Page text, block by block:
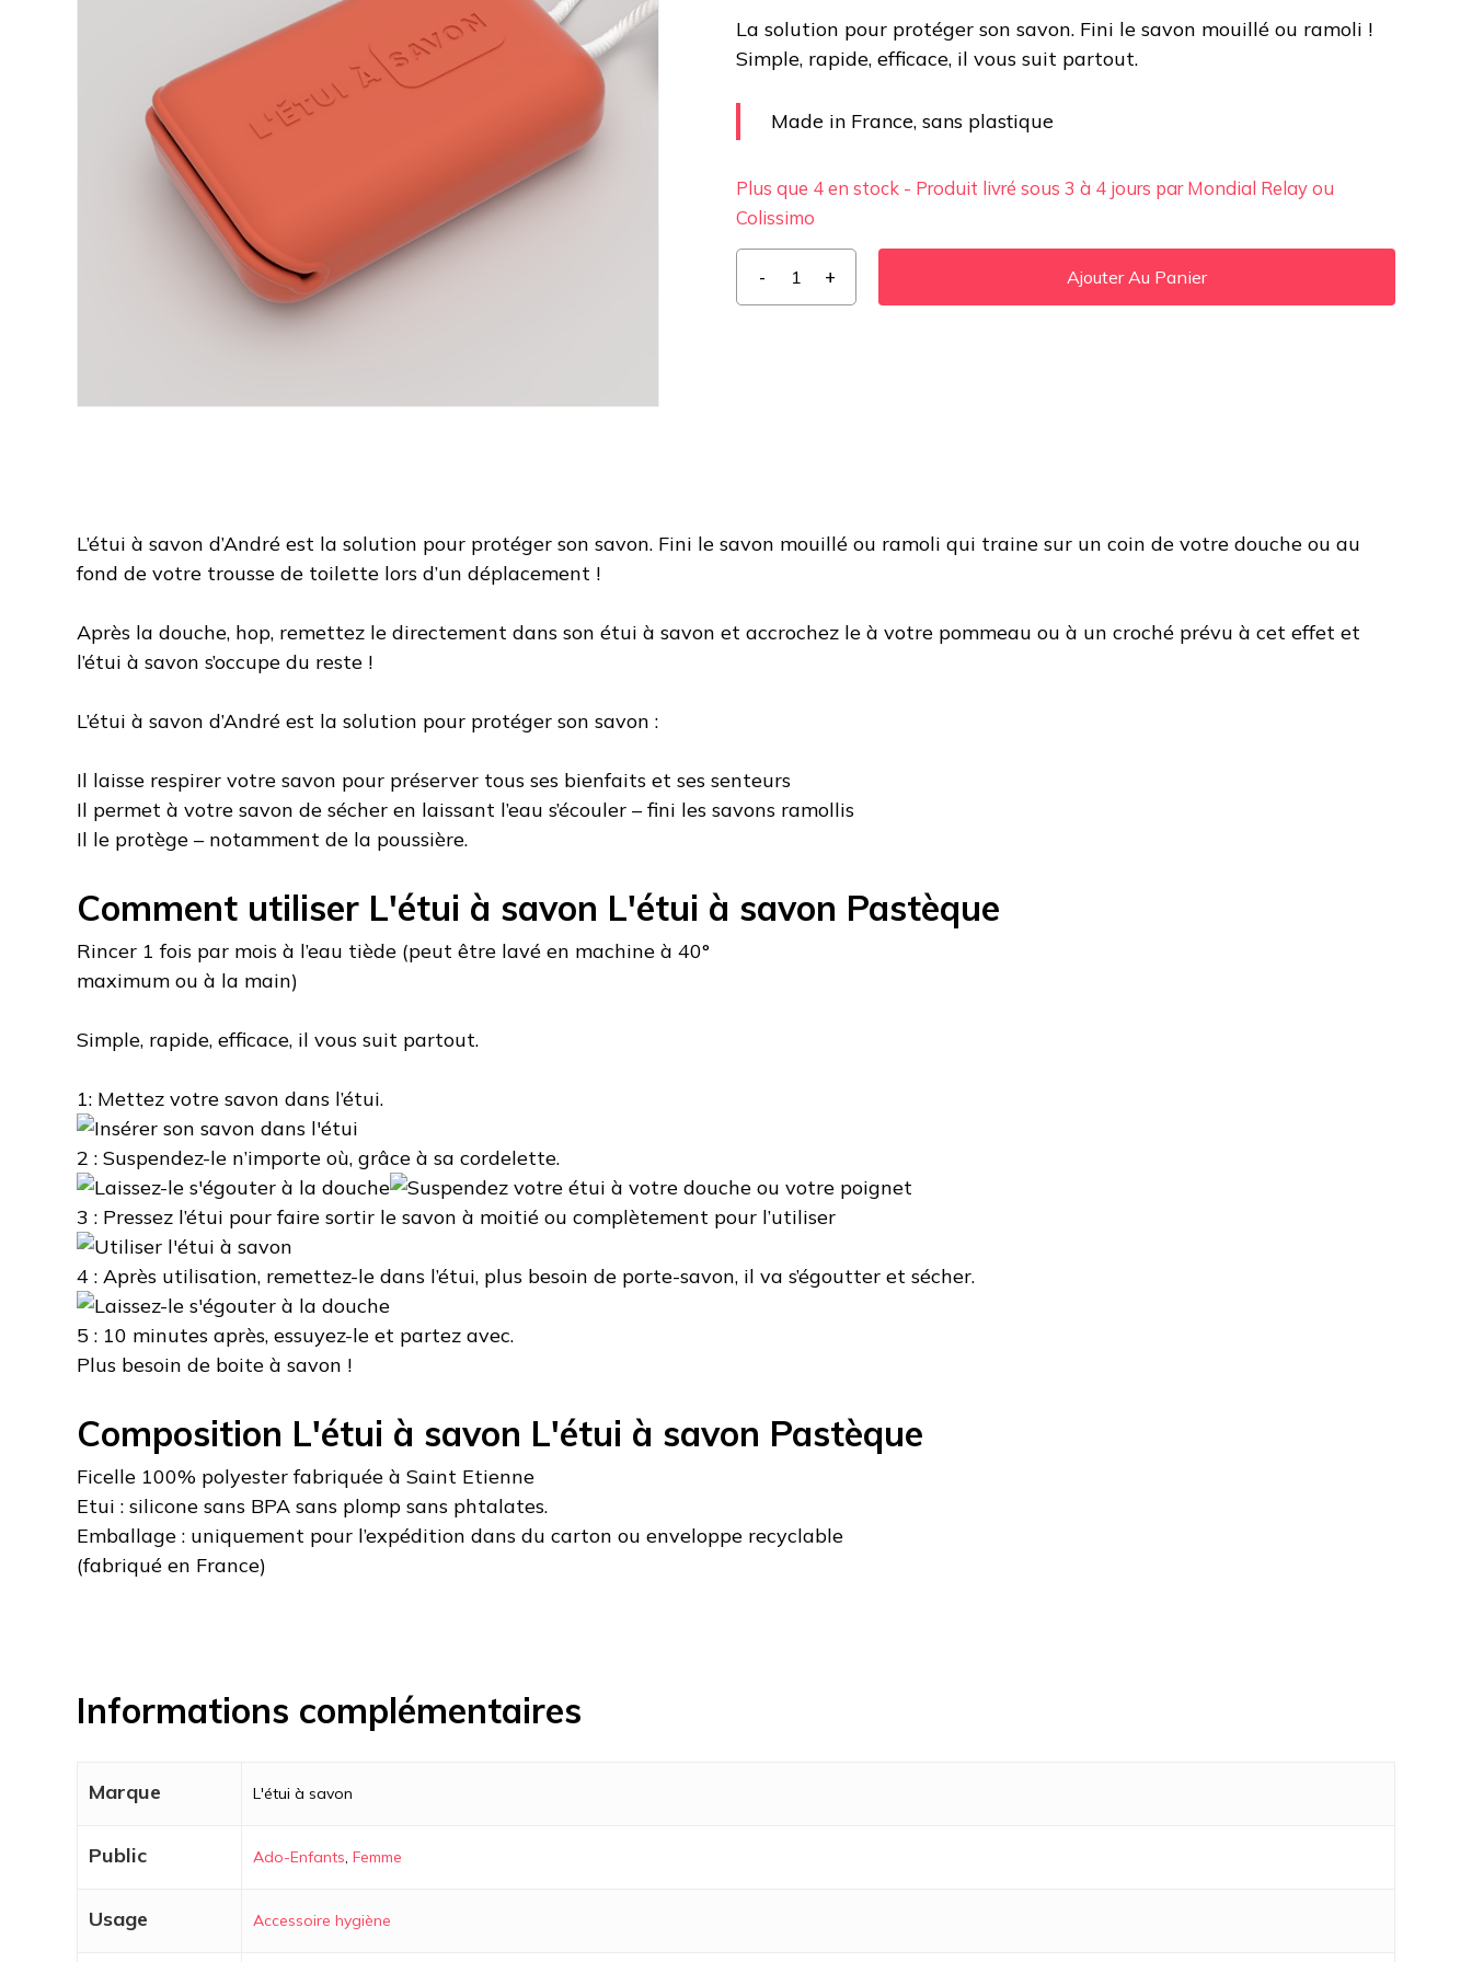
La solution pour protéger son savon. Fini le savon mouillé ou ramoli !
Simple, rapide, efficace, il vous suit partout.
Made in France, sans plastique
Plus que 4 en stock - Produit livré sous 3 à 4 jours par Mondial Relay ou
Colissimo
Ajouter Au Panier
L’étui à savon d’André est la solution pour protéger son savon. Fini le savon mouillé ou ramoli qui traine sur un coin de votre douche ou au
fond de votre trousse de toilette lors d’un déplacement !
Après la douche, hop, remettez le directement dans son étui à savon et accrochez le à votre pommeau ou à un croché prévu à cet effet et
l’étui à savon s’occupe du reste !
L’étui à savon d’André est la solution pour protéger son savon :
Il laisse respirer votre savon pour préserver tous ses bienfaits et ses senteurs
Il permet à votre savon de sécher en laissant l’eau s’écouler – fini les savons ramollis
Il le protège – notamment de la poussière.
Comment utiliser L'étui à savon L'étui à savon Pastèque
Rincer 1 fois par mois à l’eau tiède (peut être lavé en machine à 40°
maximum ou à la main)
Simple, rapide, efficace, il vous suit partout.
1: Mettez votre savon dans l’étui.
2 : Suspendez-le n’importe où, grâce à sa cordelette.
3 : Pressez l’étui pour faire sortir le savon à moitié ou complètement pour l’utiliser
4 : Après utilisation, remettez-le dans l’étui, plus besoin de porte-savon, il va s’égoutter et sécher.
5 : 10 minutes après, essuyez-le et partez avec.
Plus besoin de boite à savon !
Composition L'étui à savon L'étui à savon Pastèque
Ficelle 100% polyester fabriquée à Saint Etienne
Etui : silicone sans BPA sans plomp sans phtalates.
Emballage : uniquement pour l’expédition dans du carton ou enveloppe recyclable
(fabriqué en France)
Informations complémentaires
Marque L'étui à savon
Public Ado-Enfants, Femme
Usage Accessoire hygiène